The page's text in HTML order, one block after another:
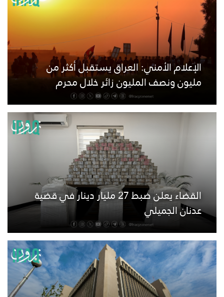
الإعلام الأمني: العراق يستقبل أكثر من
مليون ونصف المليون زائر خلال محرم
القضاء يعلن ضبط 27 مليار دينار في قضية
عدنان الجميلي